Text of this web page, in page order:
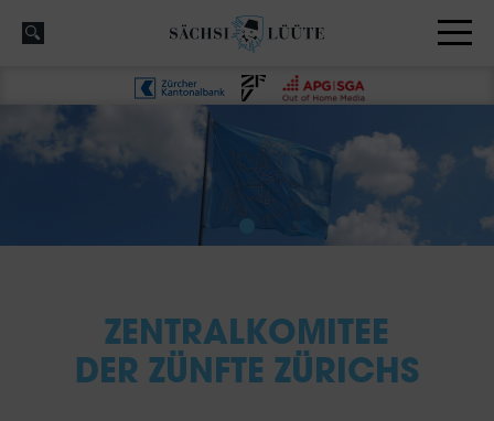
ZENTRALKOMITEE
DER ZÜNFTE ZÜRICHS